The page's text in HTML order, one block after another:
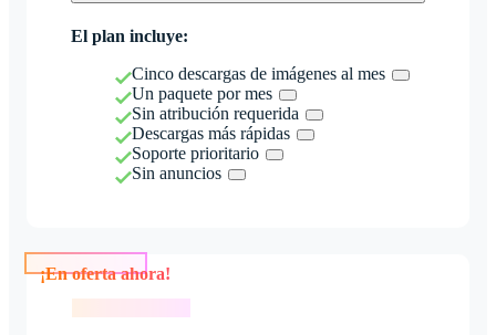
El plan incluye:
Cinco descargas de imágenes al mes
Un paquete por mes
Sin atribución requerida
Descargas más rápidas
Soporte prioritario
Sin anuncios